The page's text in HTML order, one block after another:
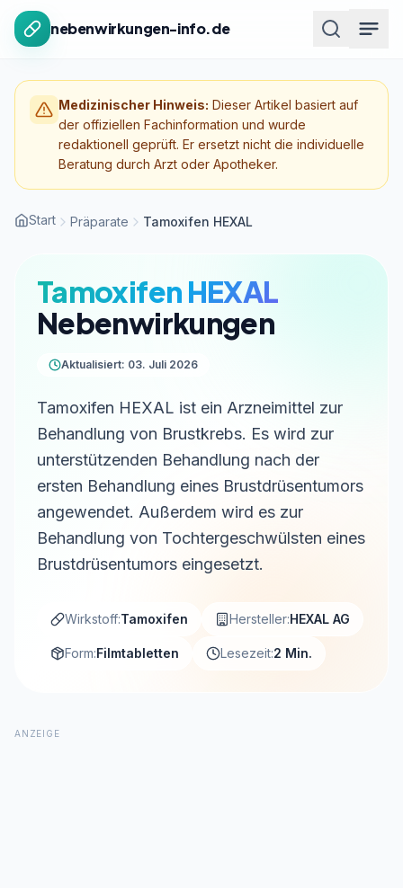
Zum Inhalt springen
nebenwirkungen-info.de
Medizinischer Hinweis: Dieser Artikel basiert auf
der offiziellen Fachinformation und wurde
redaktionell geprüft. Er ersetzt nicht die individuelle
Beratung durch Arzt oder Apotheker.
Start Präparate Tamoxifen HEXAL
Tamoxifen HEXAL
Nebenwirkungen
Aktualisiert: 03. Juli 2026
Tamoxifen HEXAL ist ein Arzneimittel zur
Behandlung von Brustkrebs. Es wird zur
unterstützenden Behandlung nach der
ersten Behandlung eines Brustdrüsentumors
angewendet. Außerdem wird es zur
Behandlung von Tochtergeschwülsten eines
Brustdrüsentumors eingesetzt.
Wirkstoff:Tamoxifen Hersteller:HEXAL AG
Form:Filmtabletten Lesezeit:2 Min.
ANZEIGE